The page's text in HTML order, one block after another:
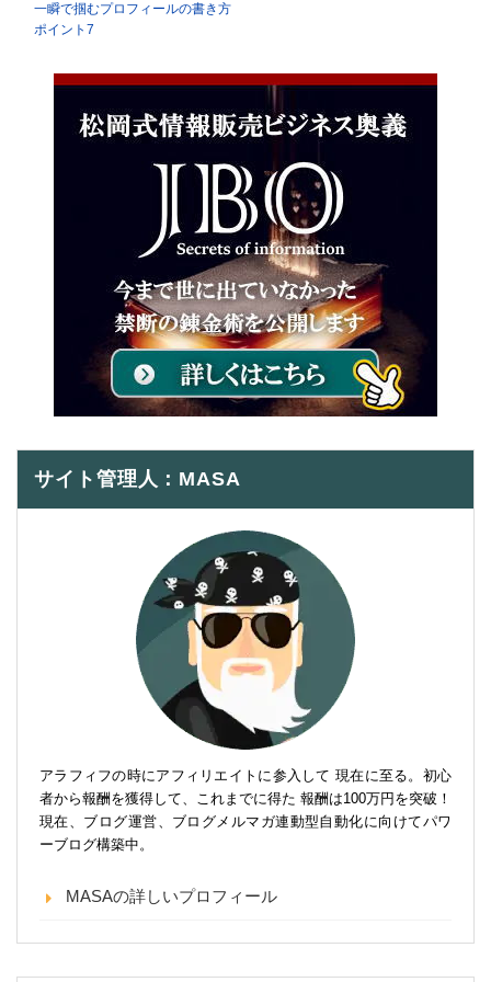
一瞬で掴むプロフィールの書き方
ポイント7
サイト管理人：MASA
アラフィフの時にアフィリエイトに参入して 現在に至る。初心
者から報酬を獲得して、これまでに得た 報酬は100万円を突破！
現在、ブログ運営、ブログメルマガ連動型自動化に向けてパワ
ーブログ構築中。
MASAの詳しいプロフィール